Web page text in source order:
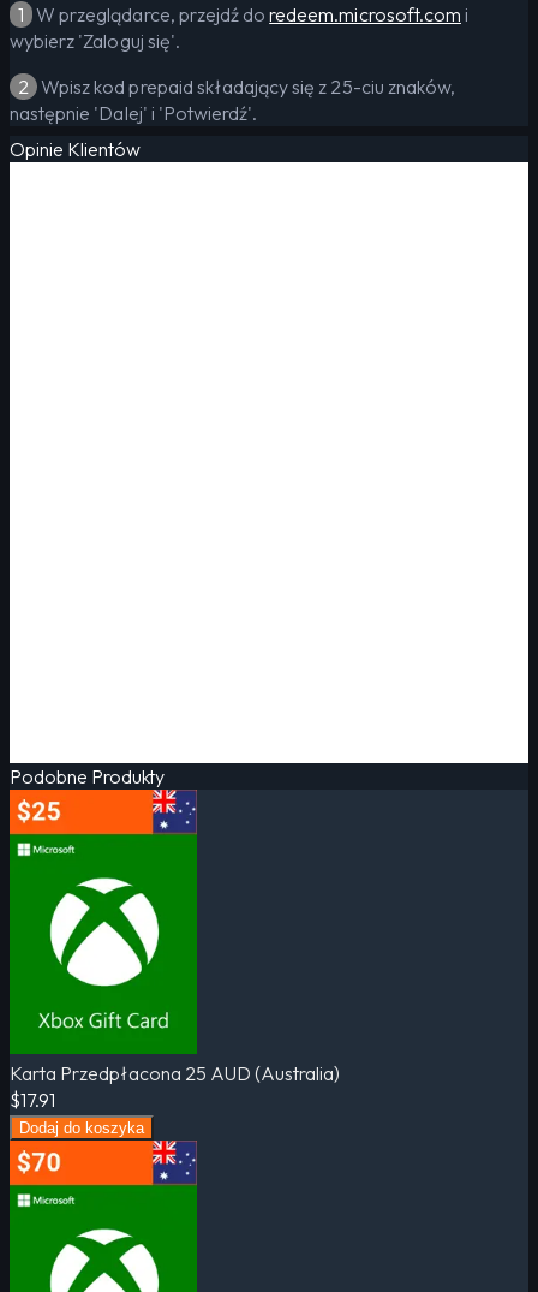
1 W przeglądarce, przejdź doredeem.microsoft.com i
wybierz 'Zaloguj się'.
2 Wpisz kod prepaid składający się z 25-ciu znaków,
następnie 'Dalej' i 'Potwierdź'.
Opinie Klientów
Podobne Produkty
Karta Przedpłacona 25 AUD (Australia)
$17.91
Dodaj do koszyka